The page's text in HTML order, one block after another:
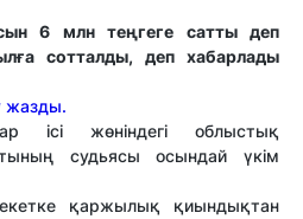
6 млн теңгеге сатты деп
сотталды, деп хабарлады
жазды.
ісі жөніндегі облыстық
судьясы осындай үкім
қаржылық қиындықтан